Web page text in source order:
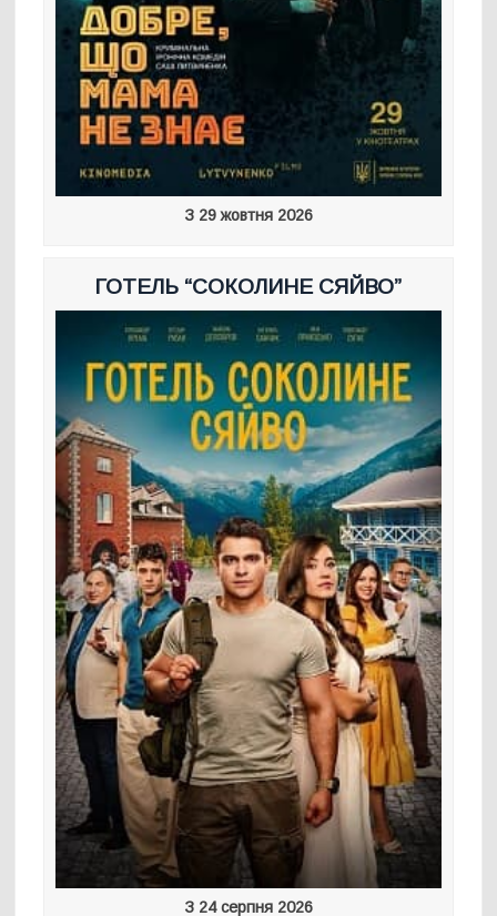
З 29 жовтня 2026
ГОТЕЛЬ “СОКОЛИНЕ СЯЙВО”
З 24 серпня 2026